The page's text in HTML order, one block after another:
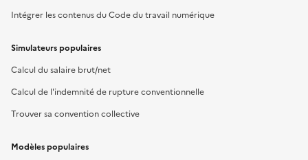
Intégrer les contenus du Code du travail numérique
Simulateurs populaires
Calcul du salaire brut/net
Calcul de l'indemnité de rupture conventionnelle
Trouver sa convention collective
Modèles populaires